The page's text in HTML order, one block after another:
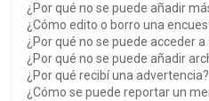
¿Por qué no se puede añadir
¿Cómo edito o borro una
¿Por qué no se puede acceder
¿Por qué no se puede añadir
¿Por qué recibí una advertencia?
¿Cómo se puede reportar un